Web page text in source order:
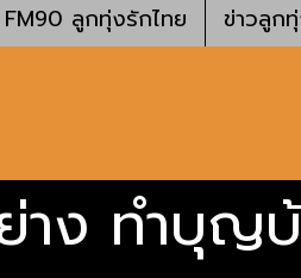
FM90 ลูกทุ่งรักไทย ข่าวลูก
ง ทำบุญบ้